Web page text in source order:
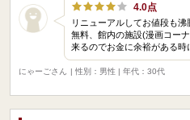
4.0点
リニューアルしてお値段も
無料、館内の施設(漫画コー
来るのでお金に余裕がある
にゃーごさん
| 性別：男性 | 年代：30代